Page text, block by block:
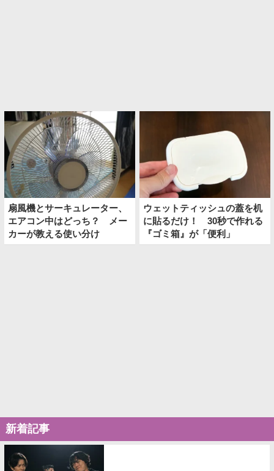
扇風機とサーキュレーター、
エアコン中はどっち？ メー
カーが教える使い分け
ウェットティッシュの蓋を机
に貼るだけ！ 30秒で作れる
『ゴミ箱』が「便利」
新着記事